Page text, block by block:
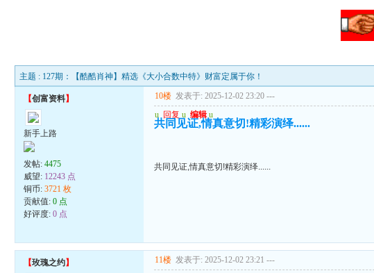
主题 : 127期：【酷酷肖神】精选《大小合数中特》财富定属于你！
【创富资料】
新手上路
发帖:4475
威望: 12243 点
铜币:3721 枚
贡献值:0 点
好评度:0 点
10楼 发表于: 2025-12-02 23:20 ---
u 回复 u 编辑 u
共同见证,情真意切!精彩演绎......
共同见证,情真意切!精彩演绎......
【玫瑰之约】 11楼 发表于: 2025-12-02 23:21 ---